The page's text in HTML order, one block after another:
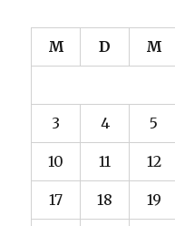
M D M
3 4 5
10 11 12
17 18 19